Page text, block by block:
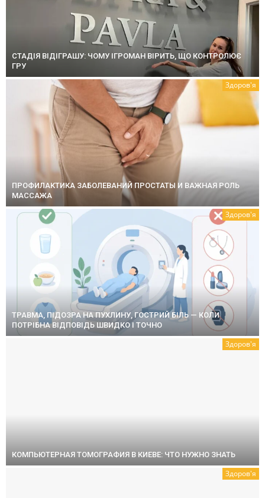
СТАДІЯ ВІДІГРАШУ: ЧОМУ ІГРОМАН ВІРИТЬ, ЩО КОНТРОЛЮЄ
ГРУ
Здоров'я
ПРОФИЛАКТИКА ЗАБОЛЕВАНИЙ ПРОСТАТЫ И ВАЖНАЯ РОЛЬ
МАССАЖА
Здоров'я
ТРАВМА, ПІДОЗРА НА ПУХЛИНУ, ГОСТРИЙ БІЛЬ — КОЛИ
ПОТРІБНА ВІДПОВІДЬ ШВИДКО І ТОЧНО
Здоров'я
КОМПЬЮТЕРНАЯ ТОМОГРАФИЯ В КИЕВЕ: ЧТО НУЖНО ЗНАТЬ
Здоров'я